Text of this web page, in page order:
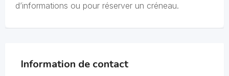
d’informations ou pour réserver un créneau.
Information de contact